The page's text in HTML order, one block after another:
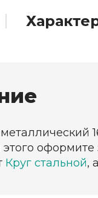
оформите
Круг стальной,